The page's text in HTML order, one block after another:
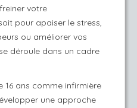
votre
pour apaiser le stress,
ou améliorer vos
déroule dans un cadre
16 ans comme infirmière
une approche